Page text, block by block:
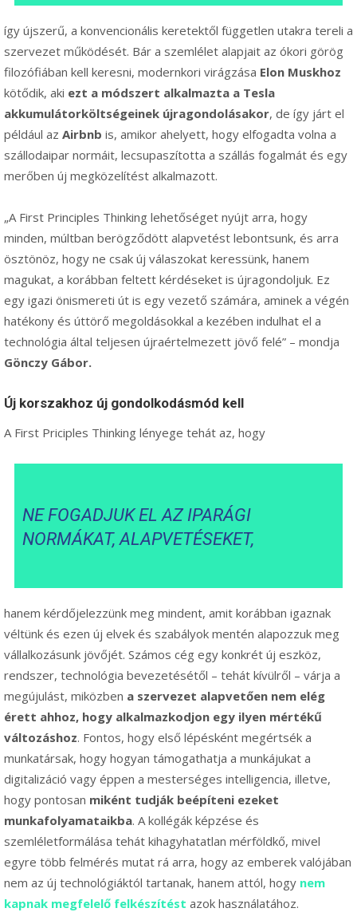
így újszerű, a konvencionális keretektől független utakra tereli a
szervezet működését. Bár a szemlélet alapjait az ókori görög
filozófiában kell keresni, modernkori virágzása Elon Muskhoz
kötődik, aki ezt a módszert alkalmazta a Tesla
akkumulátorköltségeinek újragondolásakor, de így járt el
például az Airbnb is, amikor ahelyett, hogy elfogadta volna a
szállodaipar normáit, lecsupaszította a szállás fogalmát és egy
merőben új megközelítést alkalmazott.
„A First Principles Thinking lehetőséget nyújt arra, hogy
minden, múltban berögződött alapvetést lebontsunk, és arra
ösztönöz, hogy ne csak új válaszokat keressünk, hanem
magukat, a korábban feltett kérdéseket is újragondoljuk. Ez
egy igazi önismereti út is egy vezető számára, aminek a végén
hatékony és úttörő megoldásokkal a kezében indulhat el a
technológia által teljesen újraértelmezett jövő felé” – mondja
Gönczy Gábor.
Új korszakhoz új gondolkodásmód kell
A First Priciples Thinking lényege tehát az, hogy
NE FOGADJUK EL AZ IPARÁGI
NORMÁKAT, ALAPVETÉSEKET,
hanem kérdőjelezzünk meg mindent, amit korábban igaznak
véltünk és ezen új elvek és szabályok mentén alapozzuk meg
vállalkozásunk jövőjét. Számos cég egy konkrét új eszköz,
rendszer, technológia bevezetésétől – tehát kívülről – várja a
megújulást, miközben a szervezet alapvetően nem elég
érett ahhoz, hogy alkalmazkodjon egy ilyen mértékű
változáshoz. Fontos, hogy első lépésként megértsék a
munkatársak, hogy hogyan támogathatja a munkájukat a
digitalizáció vagy éppen a mesterséges intelligencia, illetve,
hogy pontosan miként tudják beépíteni ezeket
munkafolyamataikba. A kollégák képzése és
szemléletformálása tehát kihagyhatatlan mérföldkő, mivel
egyre több felmérés mutat rá arra, hogy az emberek valójában
nem az új technológiáktól tartanak, hanem attól, hogy nem
kapnak megfelelő felkészítést azok használatához.